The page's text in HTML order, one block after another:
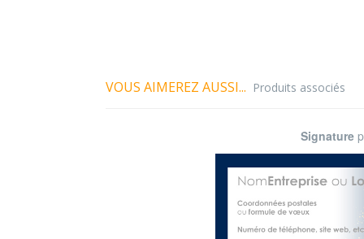
VOUS AIMEREZ AUSSI... Produits associés
Signature